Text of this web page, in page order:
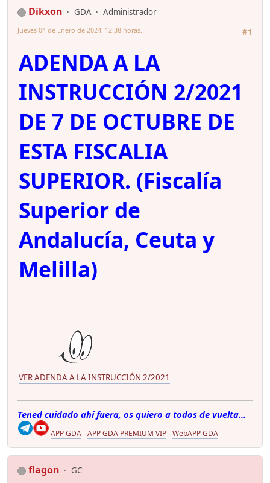
Dikxon GDA
Administrador
#1
Jueves 04 de Enero de 2024. 12:38 horas.
ADENDA A LA
INSTRUCCIÓN 2/2021
DE 7 DE OCTUBRE DE
ESTA FISCALIA
SUPERIOR. (Fiscalía
Superior de
Andalucía, Ceuta y
Melilla)
VER ADENDA A LA INSTRUCCIÓN 2/2021
Tened cuidado ahí fuera, os quiero a todos de vuelta...
APP GDA-APP GDA PREMIUM VIP-WebAPP GDA
flagon GC